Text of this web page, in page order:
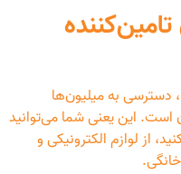
دسترسی به میلیون‌ها
است. این یعنی شما می‌توانید
از لوازم الکترونیکی و